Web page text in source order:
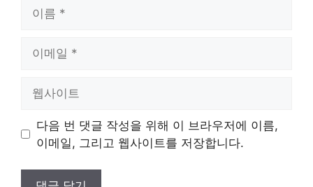
트
다음 번 댓글 작성을 위해 이 브라우저에 이름,
이메일, 그리고 웹사이트를 저장합니다.